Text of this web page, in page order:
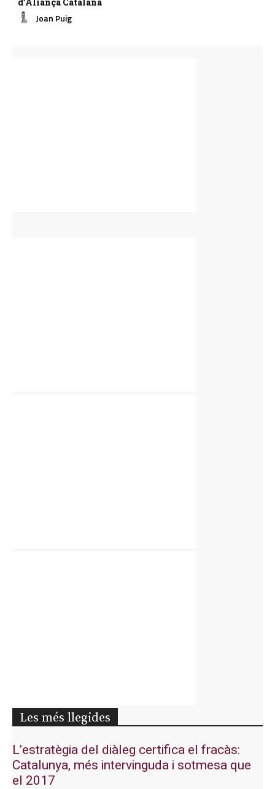
d’Aliança Catalana
Joan Puig
Les més llegides
L’estratègia del diàleg certifica el fracàs:
Catalunya, més intervinguda i sotmesa que
el 2017